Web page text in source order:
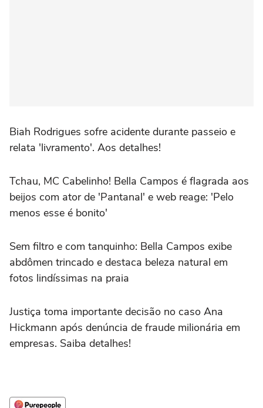
Biah Rodrigues sofre acidente durante passeio e
relata 'livramento'. Aos detalhes!
Tchau, MC Cabelinho! Bella Campos é flagrada aos
beijos com ator de 'Pantanal' e web reage: 'Pelo
menos esse é bonito'
Sem filtro e com tanquinho: Bella Campos exibe
abdômen trincado e destaca beleza natural em
fotos lindíssimas na praia
Justiça toma importante decisão no caso Ana
Hickmann após denúncia de fraude milionária em
empresas. Saiba detalhes!